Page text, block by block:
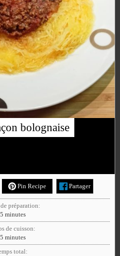
bolognaise
Pin Recipe Partager
préparation:
minutes
de cuisson:
minutes
total: